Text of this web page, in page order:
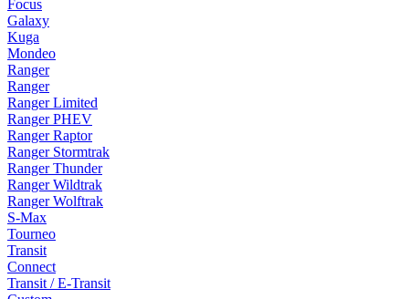
Focus
Galaxy
Kuga
Mondeo
Ranger
Ranger
Ranger Limited
Ranger PHEV
Ranger Raptor
Ranger Stormtrak
Ranger Thunder
Ranger Wildtrak
Ranger Wolftrak
S-Max
Tourneo
Transit
Connect
Transit / E-Transit